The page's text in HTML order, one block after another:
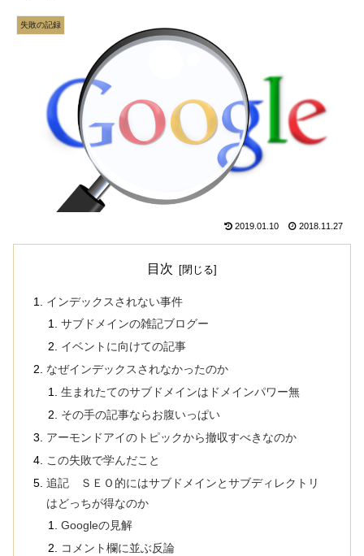
失敗の記録
2019.01.10 2018.11.27
目次
インデックスされない事件
サブドメインの雑記ブログー
イベントに向けての記事
なぜインデックスされなかったのか
生まれたてのサブドメインはドメインパワー無
その手の記事ならお腹いっぱい
アーモンドアイのトピックから撤収すべきなのか
この失敗で学んだこと
追記 ＳＥＯ的にはサブドメインとサブディレクトリ
はどっちが得なのか
Googleの見解
コメント欄に並ぶ反論